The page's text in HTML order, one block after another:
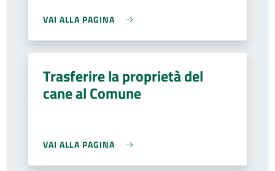
VAI ALLA PAGINA
Trasferire la proprietà del
cane al Comune
VAI ALLA PAGINA